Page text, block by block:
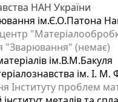
НАН України
ім.Є.О.Патона
"Зварювання" (немає)
ім.В.М.Бакуля
ім. І.
Інституту проблем